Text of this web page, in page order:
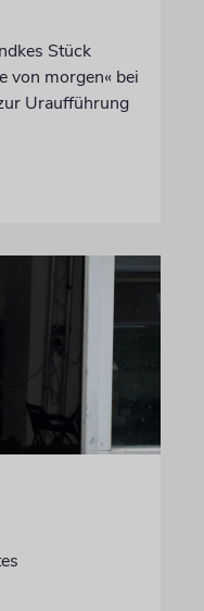
Stück
von morgen« bei
Uraufführung